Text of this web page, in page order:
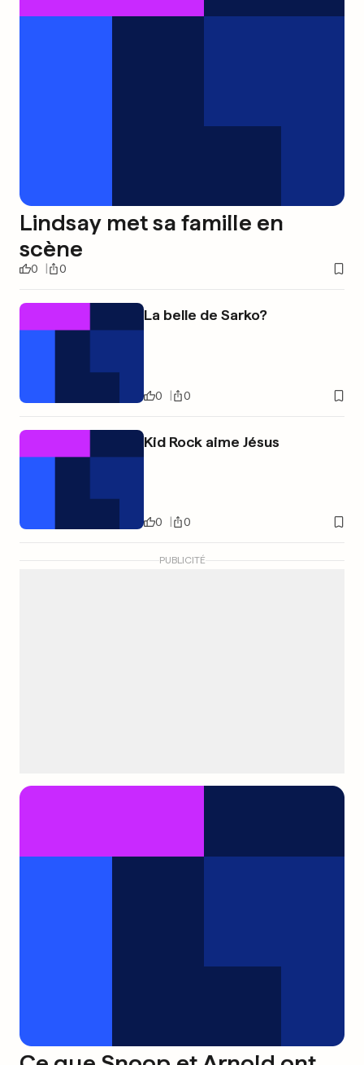
Lindsay met sa famille en
scène
0 0
La belle de Sarko?
0 0
Kid Rock aime Jésus
0 0
PUBLICITÉ